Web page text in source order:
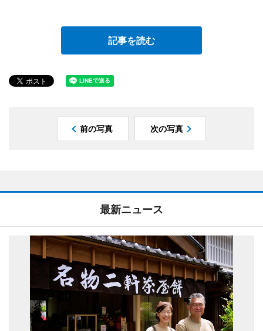
記事を読む
前の写真 次の写真
最新ニュース